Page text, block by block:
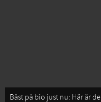
Bäst på bio just nu: Här är